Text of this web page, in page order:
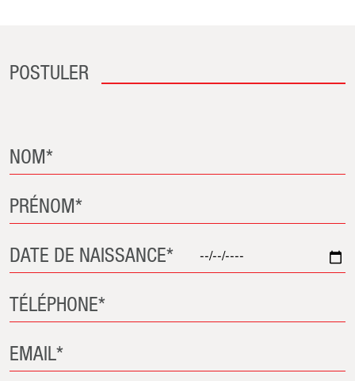
POSTULER
NOM*
PRÉNOM*
DATE DE NAISSANCE*
TÉLÉPHONE*
EMAIL*